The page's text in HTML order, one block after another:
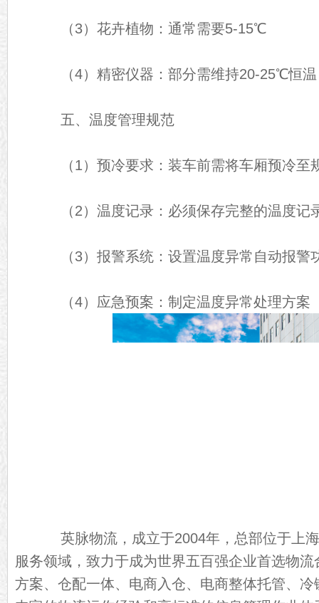
（3）花卉植物：通常需要5-15℃
（4）精密仪器：部分需维持20-25℃恒温
五、温度管理规范
（1）预冷要求：装车前需将车厢预冷至
（2）温度记录：必须保存完整的温度记
（3）报警系统：设置温度异常自动报警
（4）应急预案：制定温度异常处理方案
英脉物流，成立于2004年，总部位于上海
服务领域，致力于成为世界五百强企业首选物
方案、仓配一体、电商入仓、电商整体托管、